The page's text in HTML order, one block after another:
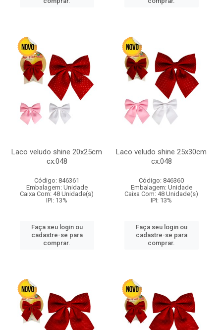
Laco veludo shine 20x25cm
cx:048
Código: 846361
Embalagem: Unidade
Caixa Com: 48 Unidade(s)
IPI: 13%
Faça seu login ou
cadastre-se para
comprar.
Laco veludo shine 25x30cm
cx:048
Código: 846360
Embalagem: Unidade
Caixa Com: 48 Unidade(s)
IPI: 13%
Faça seu login ou
cadastre-se para
comprar.